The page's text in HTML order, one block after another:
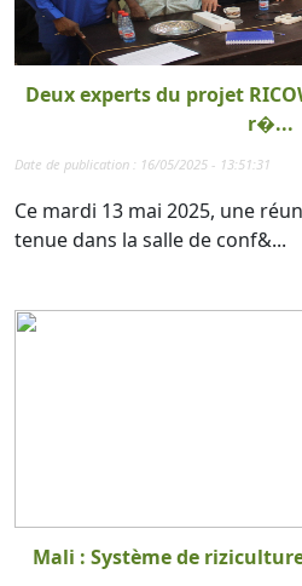
Deux experts du projet
r�...
Date de publication : 16/05/2025 - 13:51:31
Ce mardi 13 mai 2025, une
tenue dans la salle de conf&...
Mali : Système de